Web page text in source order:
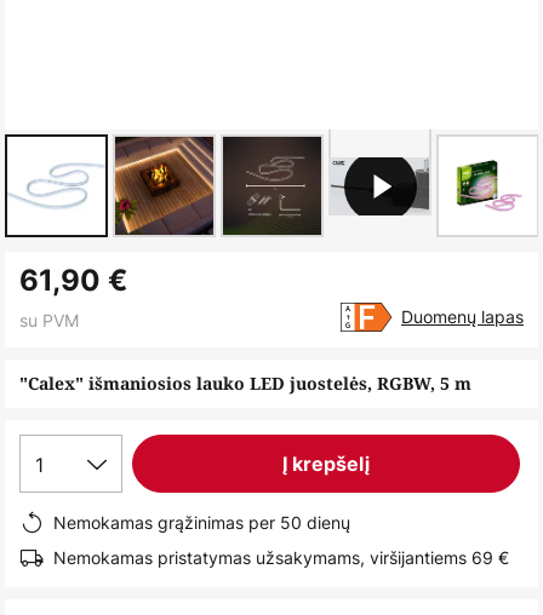
to
the
of
images
gallery
"Calex" išmaniosios lauko LED juostelės, RGBW, 5 m
61,90 €
su PVM Duomenų lapas
1 Į krepšelį
Nemokamas grąžinimas per 50 dienų
Nemokamas pristatymas užsakymams, viršijantiems 69 €